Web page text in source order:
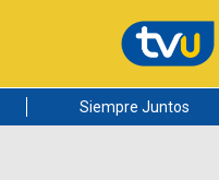
Siempre Juntos